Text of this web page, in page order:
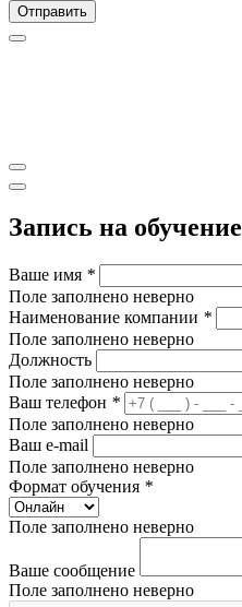
Отправить
Запись на обучение
Ваше имя *
Поле заполнено неверно
Наименование компании *
Поле заполнено неверно
Должность
Поле заполнено неверно
Ваш телефон *
Поле заполнено неверно
Ваш e-mail
Поле заполнено неверно
Формат обучения *
Поле заполнено неверно
Ваше сообщение
Поле заполнено неверно